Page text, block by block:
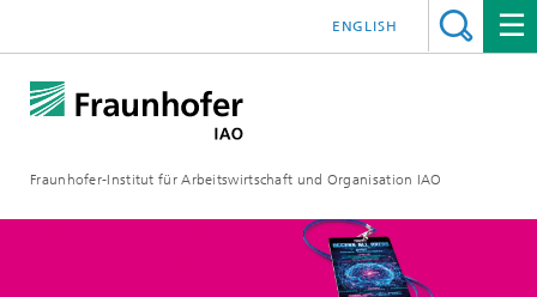
Fraunhofer-Institut für Arbeitswirtschaft und Organisation IAO
ENGLISH